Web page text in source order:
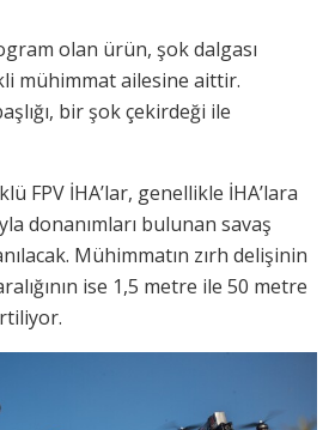
olan ürün, şok dalgası
mühimmat ailesine aittir.
bir şok çekirdeği ile
FPV İHA’lar, genellikle İHA’lara
donanımları bulunan savaş
Mühimmatın zırh delişinin
ise 1,5 metre ile 50 metre